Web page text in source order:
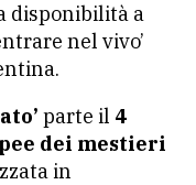
disponibilità a
nel vivo’
parte il 4
dei mestieri
in